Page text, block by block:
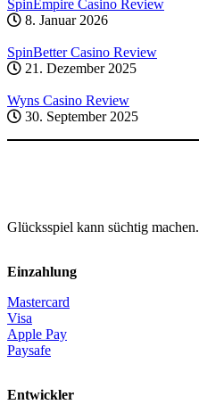
SpinEmpire Casino Review
8. Januar 2026
SpinBetter Casino Review
21. Dezember 2025
Wyns Casino Review
30. September 2025
Glücksspiel kann süchtig machen.
Einzahlung
Mastercard
Visa
Apple Pay
Paysafe
Entwickler